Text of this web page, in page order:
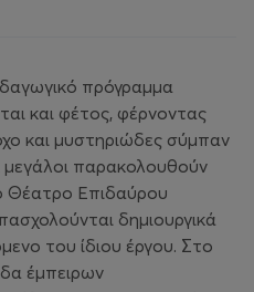
πρόγραμμα
και φέτος, φέρνοντας
και μυστηριώδες σύμπαν
παρακολουθούν
Θέατρο Επιδαύρου
δημιουργικά
του ίδιου έργου. Στο
έμπειρων